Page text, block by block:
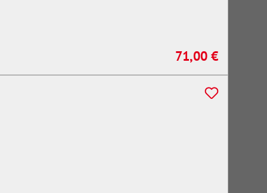
Regulärer Preis:
71,00 €